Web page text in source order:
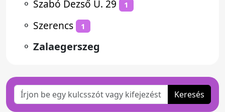
⚬ Szabó Dezső U. 29 1
⚬ Szerencs 1
⚬ Zalaegerszeg
Keresés